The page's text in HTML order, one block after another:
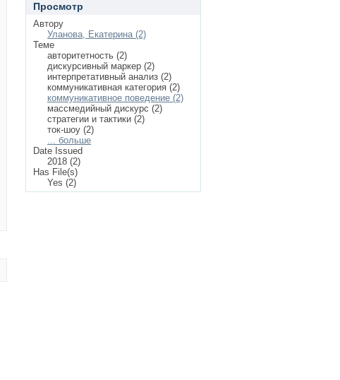
Просмотр
Автору
Уланова, Екатерина (2)
Теме
авторитетность (2)
дискурсивный маркер (2)
интерпретативный анализ (2)
коммуникативная категория (2)
коммуникативное поведение (2)
массмедийный дискурс (2)
стратегии и тактики (2)
ток-шоу (2)
... больше
Date Issued
2018 (2)
Has File(s)
Yes (2)